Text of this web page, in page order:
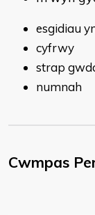
esgidiau
cyfrwy
strap
numnah
Cwmpas